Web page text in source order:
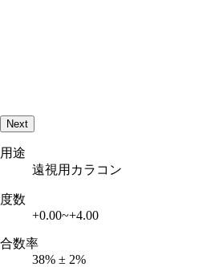
Next
用途
遠視用カラコン
度数
+0.00~+4.00
合数率
38% ± 2%